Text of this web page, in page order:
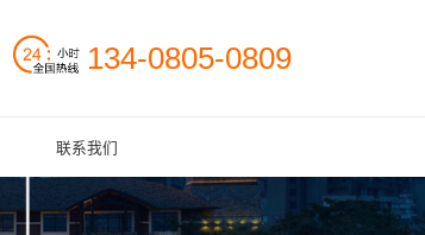
134-0805-0809
联系我们